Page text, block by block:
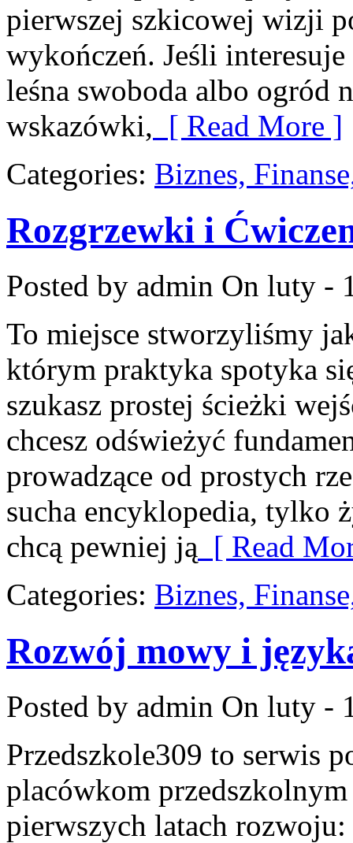
pierwszej szkicowej wizji
wykończeń. Jeśli
leśna swoboda albo ogród
wskazówki, [ Read More ]
Categories: Biznes,
Rozgrzewki i
Posted by admin On luty -
To miejsce stworzyliśmy
którym praktyka spotyka
szukasz prostej ścieżki
chcesz odświeżyć
prowadzące od prostych
sucha encyklopedia, tylko
chcą pewniej ją [ Read
Categories: Biznes,
Rozwój mowy i
Posted by admin On luty -
Przedszkole309 to serwis
placówkom
pierwszych latach